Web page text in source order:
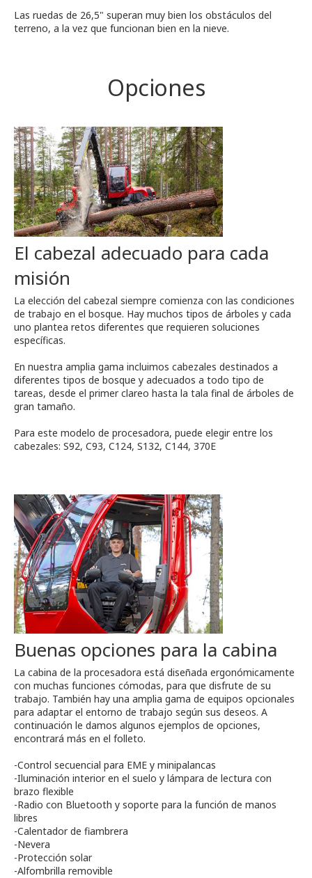
Las ruedas de 26,5" superan muy bien los obstáculos del
terreno, a la vez que funcionan bien en la nieve.
Opciones
El cabezal adecuado para cada
misión
La elección del cabezal siempre comienza con las condiciones
de trabajo en el bosque. Hay muchos tipos de árboles y cada
uno plantea retos diferentes que requieren soluciones
específicas.
En nuestra amplia gama incluimos cabezales destinados a
diferentes tipos de bosque y adecuados a todo tipo de
tareas, desde el primer clareo hasta la tala final de árboles de
gran tamaño.
Para este modelo de procesadora, puede elegir entre los
cabezales: S92, C93, C124, S132, C144, 370E
Buenas opciones para la cabina
La cabina de la procesadora está diseñada ergonómicamente
con muchas funciones cómodas, para que disfrute de su
trabajo. También hay una amplia gama de equipos opcionales
para adaptar el entorno de trabajo según sus deseos. A
continuación le damos algunos ejemplos de opciones,
encontrará más en el folleto.
-Control secuencial para EME y minipalancas
-Iluminación interior en el suelo y lámpara de lectura con
brazo flexible
-Radio con Bluetooth y soporte para la función de manos
libres
-Calentador de fiambrera
-Nevera
-Protección solar
-Alfombrilla removible